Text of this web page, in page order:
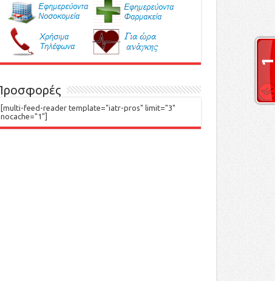
[multi-feed-reader template="iatr-pros" limit="3"
nocache="1"]